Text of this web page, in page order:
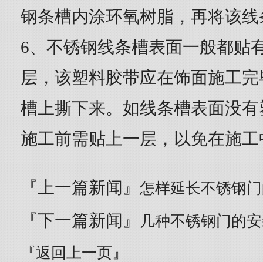
钢条槽内涂环氧树脂，再将该
6、不锈钢线条槽表面一般都贴
层，该塑料胶带应在饰面施工
槽上撕下来。如线条槽表面没
施工前需贴上一层，以免在施
『上一篇新闻』 怎样延长不锈钢
『下一篇新闻』
几种不锈钢门的
『返回上一页』